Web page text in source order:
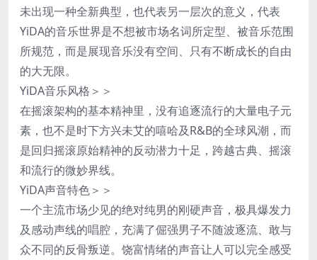
未出现一种全新典型，也代表另一层次的意义，代表
YiDA的音乐世界是不想被市场名词所定型、被音乐范围
所规范，而是展现音乐没有空间、只有不断成长的自由
的大无限。
YiDA音乐风格＞＞
在摇滚架构的基本精神里，没有追逐流行的大量电子元
素，也不是时下方兴未艾的嘻哈及R&B的全球风潮，而
是回归摇滚原始精神的反动潜力十足，跨越古典、摇滚
和流行的微妙界线。
YiDA声音特色＞＞
一个主流市场少见的绝对纯男的刚硬声音，极具爆发力
及感动声线的唱腔，充满了倔强男子不随波逐流、敢与
众不同的反骨叛逆。饶富情绪的声音让人可以完全感受